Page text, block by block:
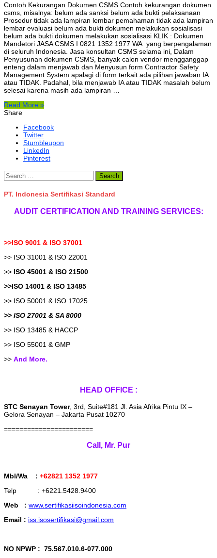
Contoh Kekurangan Dokumen CSMS Contoh kekurangan dokumen
csms, misalnya: belum ada sanksi belum ada bukti pelaksanaan
Prosedur tidak ada lampiran lembar pemahaman tidak ada lampiran
lembar evaluasi belum ada bukti dokumen melakukan sosialisasi
belum ada bukti dokumen melakukan sosialisasi KLIK : Dokumen
Mandetori JASA CSMS I 0821 1352 1977 WA yang berpengalaman
di seluruh Indonesia. Jasa konsultan CSMS selama ini, Dalam
Penyusunan dokumen CSMS, banyak calon vendor mengganggap
enteng dalam menjawab dan Menyusun form Contractor Safety
Management System apalagi di form terkait ada pilihan jawaban IA
atau TIDAK. Padahal, bila menjawab IA atau TIDAK masalah belum
selesai karena masih ada lampiran …
Read More »
Share
Facebook
Twitter
Stumbleupon
LinkedIn
Pinterest
Search
for:
PT. Indonesia Sertifikasi Standard
AUDIT CERTIFICATION AND TRAINING SERVICES:
>>ISO 9001 & ISO 37001
>> ISO 31001 & ISO 22001
>> ISO 45001 & ISO 21500
>>ISO 14001 & ISO 13485
>> ISO 50001 & ISO 17025
>> ISO 27001 & SA 8000
>> ISO 13485 & HACCP
>> ISO 55001 & GMP
>> And More.
HEAD OFFICE :
STC Senayan Tower, 3rd, Suite#181 Jl. Asia Afrika Pintu IX –
Gelora Senayan – Jakarta Pusat 10270
=======================
Call, Mr. Pur
Mbl/Wa : +62821 1352 1977
Telp : +6221.5428.9400
Web : www.sertifikasiisoindonesia.com
Email : iss.isosertifikasi@gmail.com
NO NPWP : 75.567.010.6-077.000